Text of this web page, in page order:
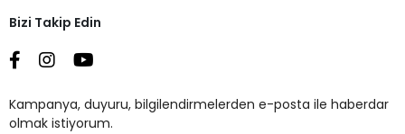
Bizi Takip Edin
Kampanya, duyuru, bilgilendirmelerden e-posta ile haberdar
olmak istiyorum.